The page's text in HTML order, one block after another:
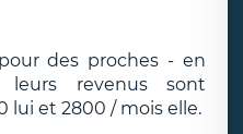
des proches - en
leurs revenus sont
lui et 2800 / mois elle.